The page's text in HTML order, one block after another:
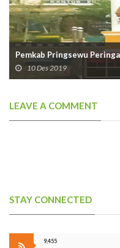
Pemkab Pringsewu
10 Des 2019
LEAVE A COMMENT
STAY CONNECTED
9,455